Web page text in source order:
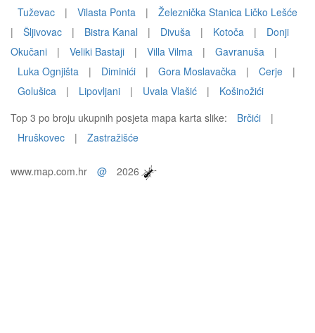
Tuževac
| Vilasta Ponta |
Železnička Stanica Ličko Lešće
|
Šljivovac | Bistra Kanal | Divuša | Kotoča |
Donji
Okučani
| Veliki Bastaji | Villa Vilma | Gavranuša
|
Luka Ognjišta
| Diminići | Gora Moslavačka | Cerje
|
Golušica
| Lipovljani | Uvala Vlašić |
Košinožići
Top 3 po broju ukupnih posjeta mapa karta slike:
Brčići
|
Hruškovec
| Zastražišće
www.map.com.hr @ 2026